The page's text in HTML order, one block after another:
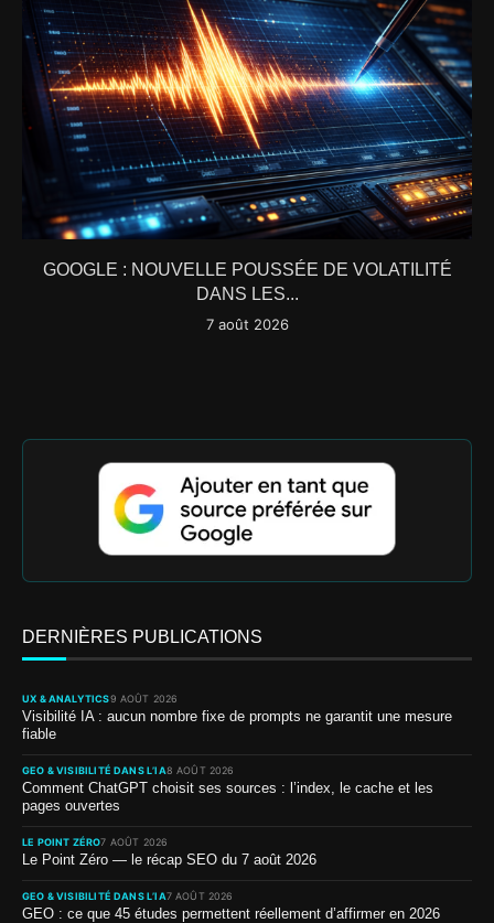
GOOGLE : NOUVELLE POUSSÉE DE VOLATILITÉ
DANS LES...
7 août 2026
DERNIÈRES PUBLICATIONS
UX & ANALYTICS9 AOÛT 2026
Visibilité IA : aucun nombre fixe de prompts ne garantit une mesure
fiable
GEO & VISIBILITÉ DANS L’IA8 AOÛT 2026
Comment ChatGPT choisit ses sources : l’index, le cache et les
pages ouvertes
LE POINT ZÉRO7 AOÛT 2026
Le Point Zéro — le récap SEO du 7 août 2026
GEO & VISIBILITÉ DANS L’IA7 AOÛT 2026
GEO : ce que 45 études permettent réellement d’affirmer en 2026